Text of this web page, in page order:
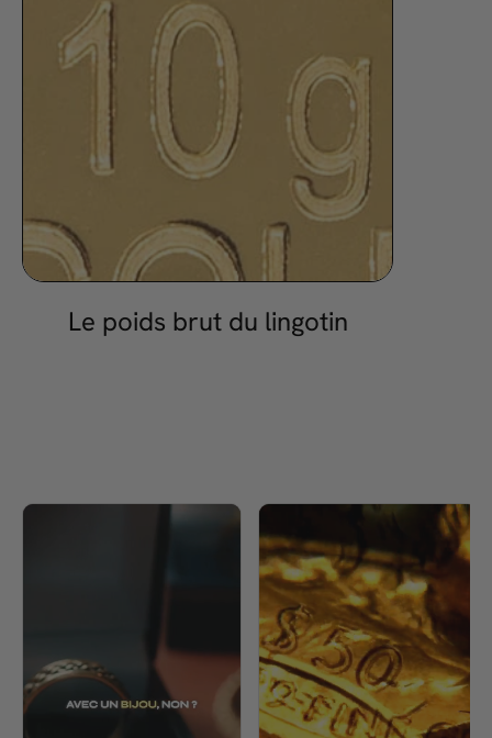
Le poids brut du lingotin